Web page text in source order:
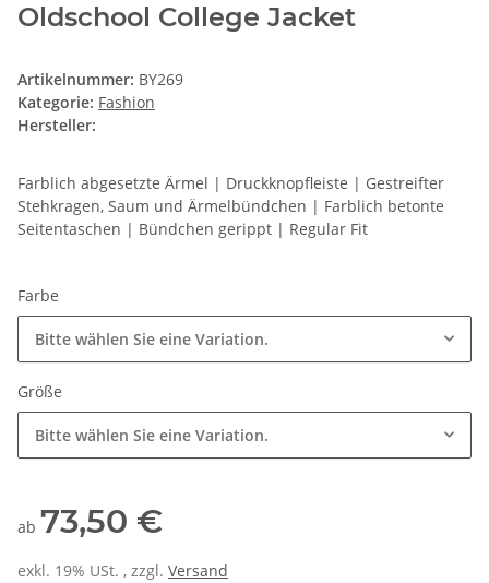
Oldschool College Jacket
Artikelnummer: BY269
Kategorie: Fashion
Hersteller:
Farblich abgesetzte Ärmel | Druckknopfleiste | Gestreifter
Stehkragen, Saum und Ärmelbündchen | Farblich betonte
Seitentaschen | Bündchen gerippt | Regular Fit
Farbe
Bitte wählen Sie eine Variation.
Größe
Bitte wählen Sie eine Variation.
ab 73,50 €
exkl. 19% USt. , zzgl. Versand